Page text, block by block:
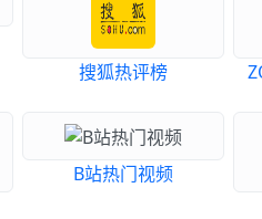
搜狐热评榜
B站热门视频